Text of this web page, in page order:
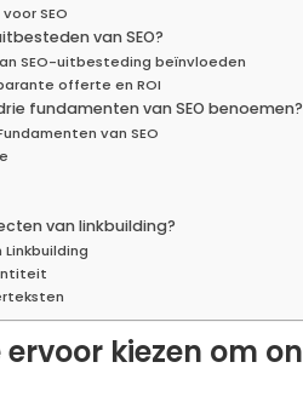
SEO
van SEO?
SEO-uitbesteding beïnvloeden
offerte en ROI
fundamenten van SEO benoemen?
van SEO
van linkbuilding?
kiezen om